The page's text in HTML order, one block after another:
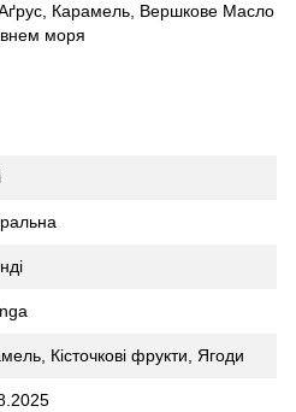
Карамель, Вершкове Масло
моря
Кісточкові фрукти, Ягоди